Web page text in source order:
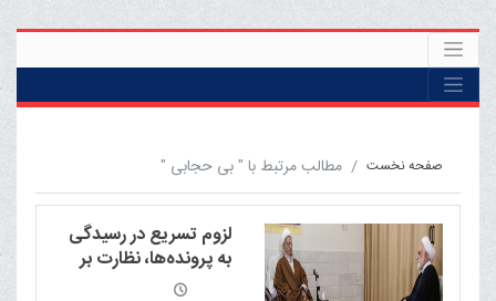
صفحه نخست مطالب مرتبط با " بی حجابی "
لزوم تسریع در رسیدگی
به پرونده‌ها، نظارت بر
نظام وکالت و توجه به